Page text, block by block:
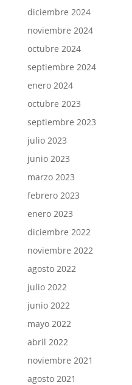
diciembre 2024
noviembre 2024
octubre 2024
septiembre 2024
enero 2024
octubre 2023
septiembre 2023
julio 2023
junio 2023
marzo 2023
febrero 2023
enero 2023
diciembre 2022
noviembre 2022
agosto 2022
julio 2022
junio 2022
mayo 2022
abril 2022
noviembre 2021
agosto 2021